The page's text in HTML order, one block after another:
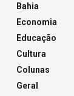
Bahia
Economia
Educação
Cultura
Colunas
Geral